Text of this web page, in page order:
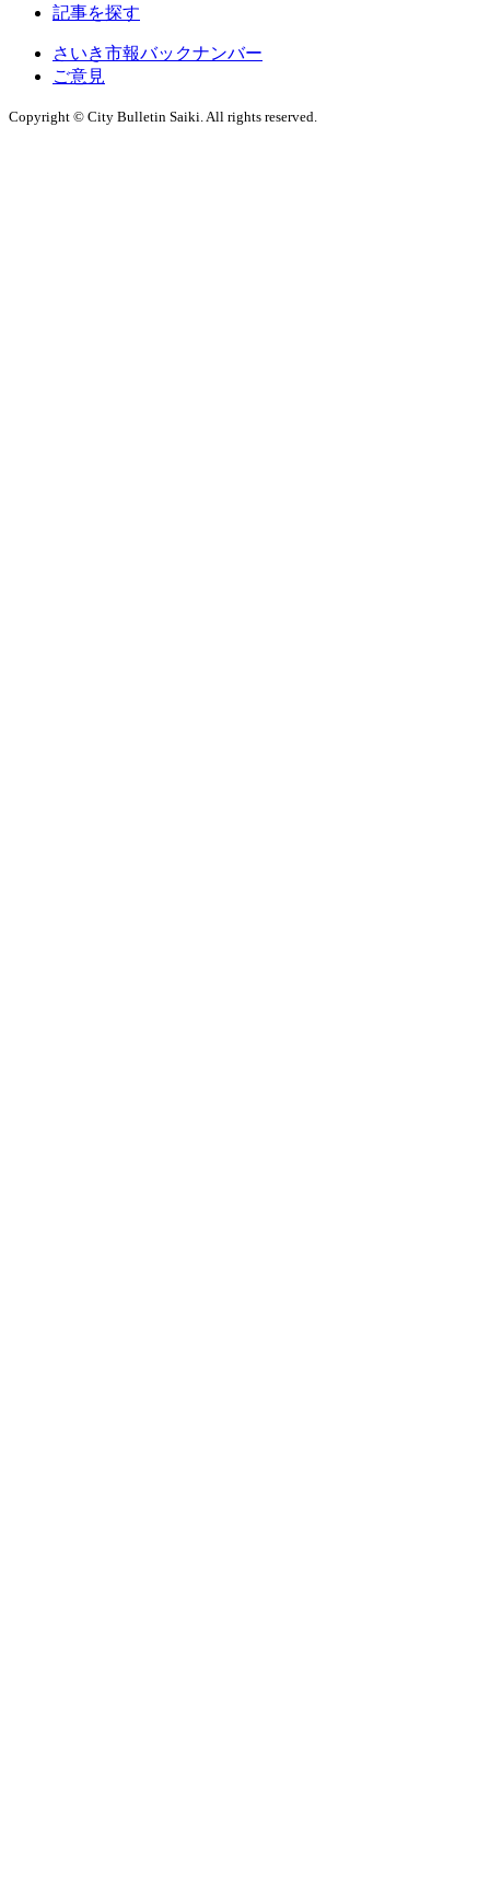
記事を探す
さいき市報バックナンバー
ご意見
Copyright © City Bulletin Saiki. All rights reserved.